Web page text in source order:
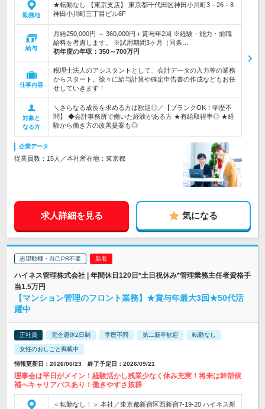
勤務地
★転勤なし 【東京支店】 東京都千代田区神田小川町3－26－8
神田小川町三丁目ビル6F
給与
月給250,000円 ～ 360,000円＋賞与年2回 ※経験・能力・前職
給料を考慮します。 ※試用期間3ヶ月（同条…
初年度の年収： 350～700万円
仕事内容
税理士法人のアシスタントとして、会計データの入力等の業務
からスタート。徐々に給与計算や確定申告書の作成などもお任
せしていきます！
対象と
なる方
＼さらなる成長を求める方は歓迎◎／【ブランクOK！学歴不
問】 ◆会計事務所で働いた経験がある方 ★有給取得率◎ ★経
験から働き方の改善提案も◎
企業データ
従業員数：15人／本社所在地：東京都
求人詳細を見る 気になる
志望動機・自己PR不要
ハイネス管理株式会社 | 年間休日120日*土日祝休み*管理業務主任者資格手
当1.5万円
【マンション管理のフロント業務】★賞与年最大3回★50代活
躍中
正社員 完全週休2日制 学歴不問 第二新卒歓迎 転勤なし
女性のおしごと掲載中
情報更新日：2026/06/23 終了予定日：2026/09/21
理事会は平日がメイン！経験活かし残業少なく休み充実！将来は幹部候
補へキャリアパスあり！働きやすさ抜群
＜転勤なし！＞ 本社／東京都新宿区西新宿7-19-20 ハイネス新